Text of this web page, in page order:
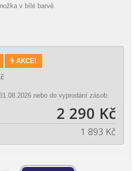
v bílé barvě.
AKCE!
nebo do vyprodání zásob.
2 290 Kč
1 893 Kč